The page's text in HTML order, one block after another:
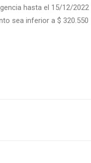
hasta el 15/12/
sea inferior a $ 320.550